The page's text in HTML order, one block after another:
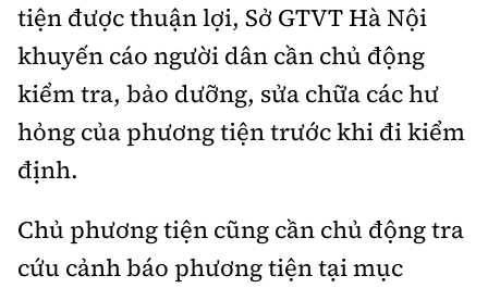
tiện được thuận lợi, Sở GTVT Hà Nội
khuyến cáo người dân cần chủ động
kiểm tra, bảo dưỡng, sửa chữa các hư
hỏng của phương tiện trước khi đi kiểm
định.
Chủ phương tiện cũng cần chủ động tra
cứu cảnh báo phương tiện tại mục